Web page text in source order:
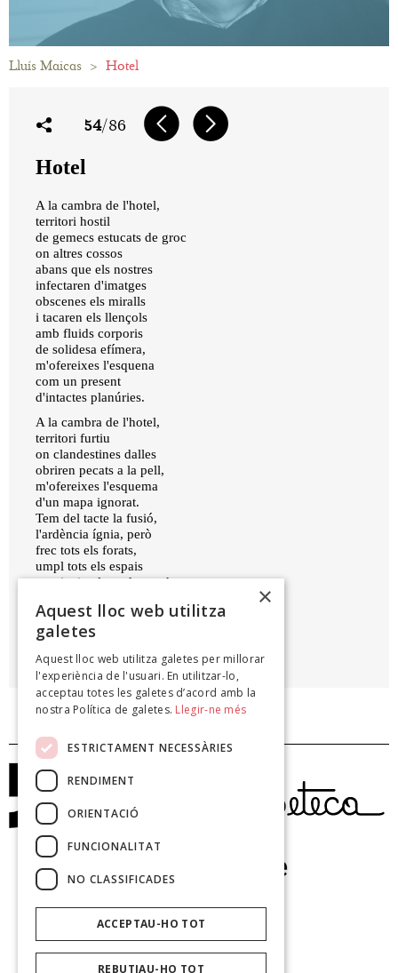
Lluís Maicas > Hotel
54/86
Hotel
A la cambra de l'hotel,
territori hostil
de gemecs estucats de groc
on altres cossos
abans que els nostres
infectaren d'imatges
obscenes els miralls
i tacaren els llençols
amb fluids corporis
de solidesa efímera,
m'ofereixes l'esquena
com un present
d'intactes planúries.
A la cambra de l'hotel,
territori furtiu
on clandestines dalles
obriren pecats a la pell,
m'ofereixes l'esquema
d'un mapa ignorat.
Tem del tacte la fusió,
l'ardència ígnia, però
frec tots els forats,
umpl tots els espais
on vigeix el toc de queda.
Natures mortes, 1999
×
Aquest lloc web utilitza
galetes
Aquest lloc web utilitza galetes per millorar
l'experiència de l'usuari. En utilitzar-lo,
acceptau totes les galetes d’acord amb la
nostra Política de galetes. Llegir-ne més
ESTRICTAMENT NECESSÀRIES
RENDIMENT
ORIENTACIÓ
FUNCIONALITAT
NO CLASSIFICADES
ACCEPTAU-HO TOT
REBUTJAU-HO TOT